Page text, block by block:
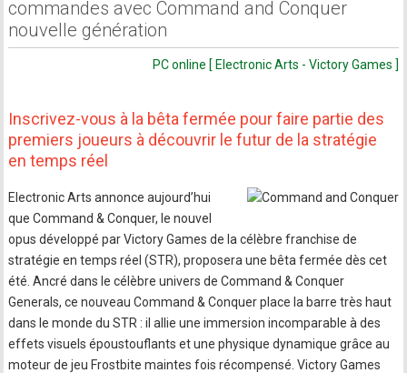
commandes avec Command and Conquer
nouvelle génération
PC online [ Electronic Arts - Victory Games ]
Inscrivez-vous à la bêta fermée pour faire partie des
premiers joueurs à découvrir le futur de la stratégie
en temps réel
Electronic Arts annonce aujourd’hui
que Command & Conquer, le nouvel
opus développé par Victory Games de la célèbre franchise de
stratégie en temps réel (STR), proposera une bêta fermée dès cet
été. Ancré dans le célèbre univers de Command & Conquer
Generals, ce nouveau Command & Conquer place la barre très haut
dans le monde du STR : il allie une immersion incomparable à des
effets visuels époustouflants et une physique dynamique grâce au
moteur de jeu Frostbite maintes fois récompensé. Victory Games